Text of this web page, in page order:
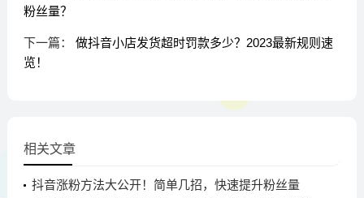
粉丝量？
下一篇： 做抖音小店发货超时罚款多少？2023最新规则速
览！
相关文章
抖音涨粉方法大公开！简单几招，快速提升粉丝量